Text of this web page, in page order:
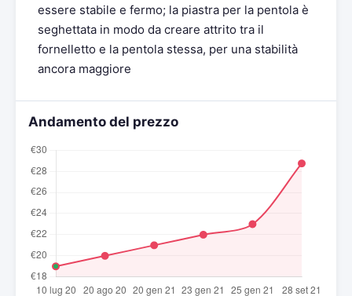
essere stabile e fermo; la piastra per la pentola è
seghettata in modo da creare attrito tra il
fornelletto e la pentola stessa, per una stabilità
ancora maggiore
Andamento del prezzo